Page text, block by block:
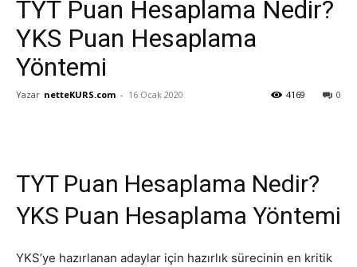
TYT Puan Hesaplama Nedir?
YKS Puan Hesaplama
Yöntemi
Yazar netteKURS.com - 16 Ocak 2020 0
4169
TYT Puan Hesaplama Nedir?
YKS Puan Hesaplama Yöntemi
YKS’ye hazırlanan adaylar için hazırlık sürecinin en kritik